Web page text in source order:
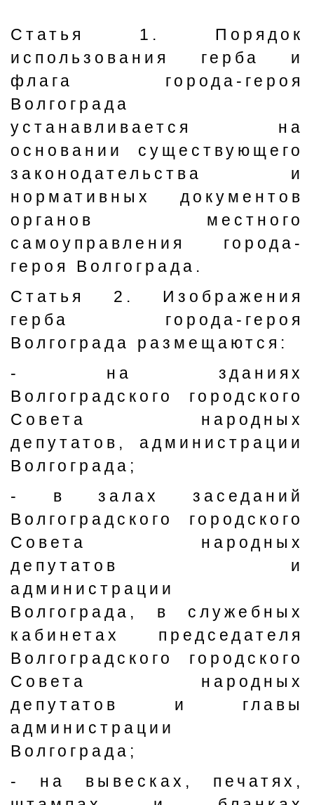
Статья 1. Порядок
использования герба и
флага города-героя
Волгограда
устанавливается на
основании существующего
законодательства и
нормативных документов
органов местного
самоуправления города-
героя Волгограда.
Статья 2. Изображения
герба города-героя
Волгограда размещаются:
- на зданиях
Волгоградского городского
Совета народных
депутатов, администрации
Волгограда;
- в залах заседаний
Волгоградского городского
Совета народных
депутатов и
администрации
Волгограда, в служебных
кабинетах председателя
Волгоградского городского
Совета народных
депутатов и главы
администрации
Волгограда;
- на вывесках, печатях,